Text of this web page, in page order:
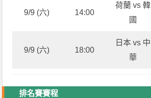
9/9 (六) 14:00
荷蘭 vs 韓
國
9/9 (六) 18:00
日本 vs 中
華
排名賽賽程